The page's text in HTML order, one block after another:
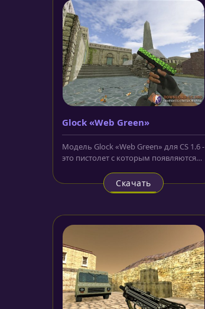
Glock «Web Green»
Модель Glock «Web Green» для CS 1.6 -
это пистолет с которым появляются
Скачать